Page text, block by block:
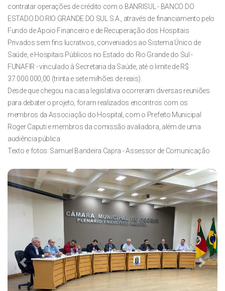
contratar operações de crédito com o BANRISUL - BANCO DO
ESTADO DO RIO GRANDE DO SUL S.A., através de financiamento pelo
Fundo de Apoio Financeiro e de Recuperação dos Hospitais
Privados sem fins lucrativos, conveniados ao Sistema Único de
Saúde, e Hospitais Públicos no Estado do Rio Grande do Sul -
FUNAFIR - vinculado à Secretaria da Saúde, até o limite de R$
37.000.000,00 (trinta e sete milhões de reais).
Desde que chegou na casa legislativa ocorreram diversas reuniões
para debater o projeto, foram realizados encontros com os
membros da Associação do Hospital, com o Prefeito Municipal
Roger Caputi e membros da comissão avaliadora, além de uma
audiência pública.
Texto e fotos: Samuel Bandeira Capra - Assessor de Comunicação
Previous Next